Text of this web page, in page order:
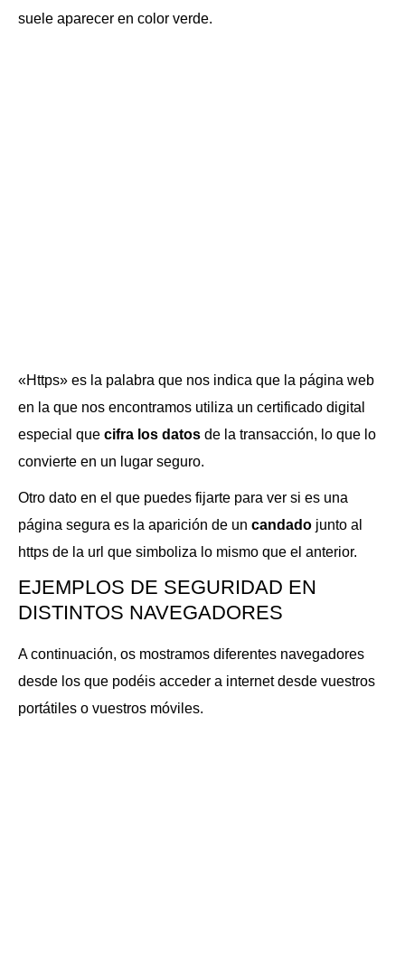
suele aparecer en color verde.
«Https» es la palabra que nos indica que la página web
en la que nos encontramos utiliza un certificado digital
especial que cifra los datos de la transacción, lo que lo
convierte en un lugar seguro.
Otro dato en el que puedes fijarte para ver si es una
página segura es la aparición de un candado junto al
https de la url que simboliza lo mismo que el anterior.
EJEMPLOS DE SEGURIDAD EN
DISTINTOS NAVEGADORES
A continuación, os mostramos diferentes navegadores
desde los que podéis acceder a internet desde vuestros
portátiles o vuestros móviles.